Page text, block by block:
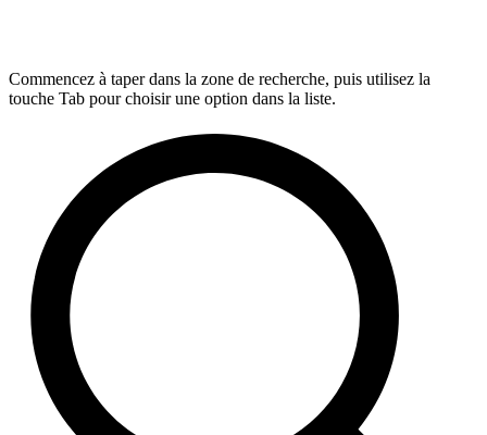
Commencez à taper dans la zone de recherche, puis utilisez la
touche Tab pour choisir une option dans la liste.